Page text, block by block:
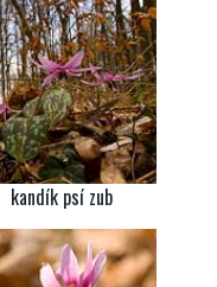
kandík psí zub